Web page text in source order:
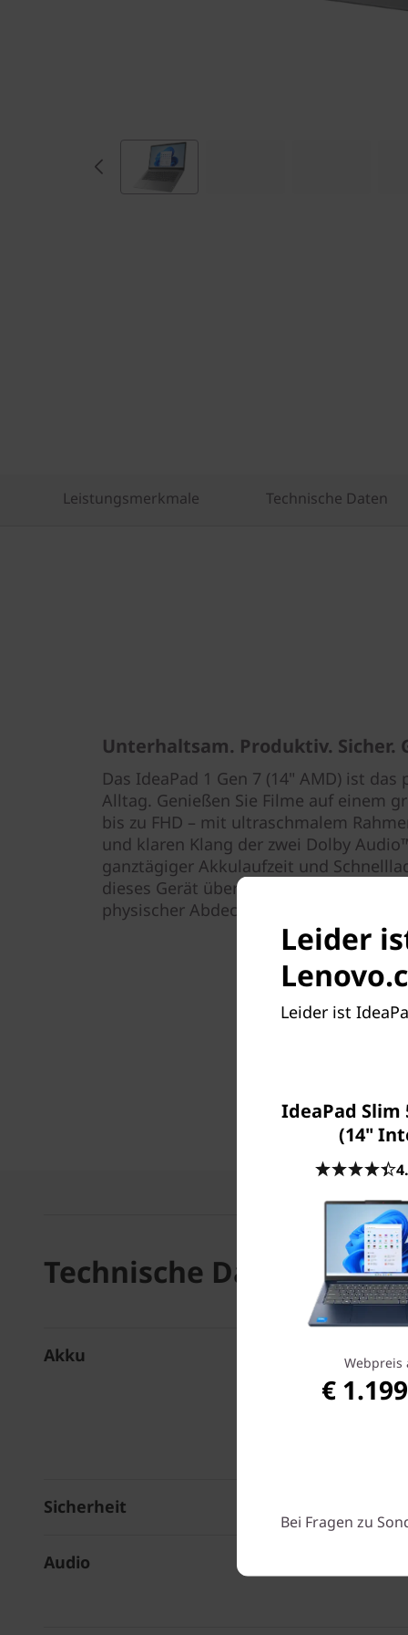
Leistungsmerkmale Technische Daten
Unterhaltsam. Produktiv. Sicher.
Das IdeaPad 1 Gen 7 (14" AMD) ist
Alltag. Genießen Sie Filme auf einem
bis zu FHD – mit ultraschmalem
und klaren Klang der zwei Dolby
ganztägiger Akkulaufzeit und
dieses Gerät überall hin mitnehmen
physischer Abdeckung Videoanrufe in
Technische Daten
Akku
Sicherheit
Audio
Leider
Leider ist
IdeaPad Slim
(14"
Webpreis
€
Bei Fragen zu